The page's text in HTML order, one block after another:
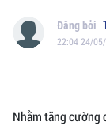
22:04 24/
Nhằm tăng cường